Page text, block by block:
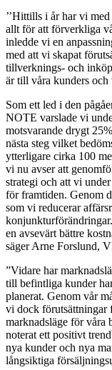
’’Hittills i år har vi
allt för att förverkliga
inledde vi en
med att vi skapat
tillverknings- och
är till våra kunders och
Som ett led i den
NOTE varslade vi
motsvarande drygt
nästa steg vilket
ytterligare cirka 100
vi nu avser att
strategi och att vi
för framtiden. Genom
som vi reducerar
en avsevärt bättre
säger Arne Forslund,
”Vidare har
till befintliga kunder
planerat. Genom vår
vi dock förutsättningar
marknadsläge för våra
noterat ett positivt
nya kunder och nya
långsiktiga